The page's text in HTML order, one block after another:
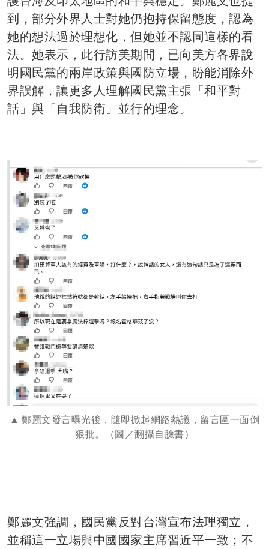
到，部分外界人士對她仍抱持保留態度，認為
她的想法過於理想化，但她並不認同這樣的看
法。她表示，此行訪美期間，已向美方各界說
明國民黨的兩岸政策與國防立場，盼能消除外
界誤解，讓更多人理解國民黨主張「和平對
話」與「自我防衛」並行的理念。
鄭麗文發言曝光後，隨即掀起網路熱議，留言區一面倒
狠批。（圖／翻攝自臉書）
鄭麗文強調，國民黨反對台灣宣布法理獨立，
並稱這一立場與中國國家主席習近平一致；不